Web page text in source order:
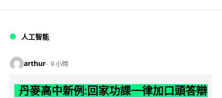
人工智能
arthur 9 小時
丹麥高中新例:回家功課一律加口頭答辯